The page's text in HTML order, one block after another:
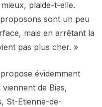
plaide-t-elle.
sont un peu
mais en arrêtant la
pas plus cher. »
évidemment
de Bias,
St-Etienne-de-